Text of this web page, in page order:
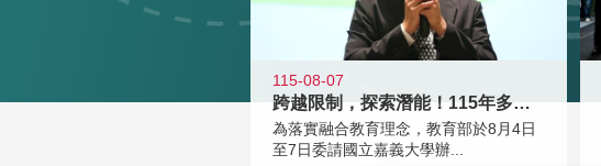
115-08-07
跨越限制，探索潛能！115年多元潛
為落實融合教育理念，教育部於8月4日
至7日委請國立嘉義大學辦...